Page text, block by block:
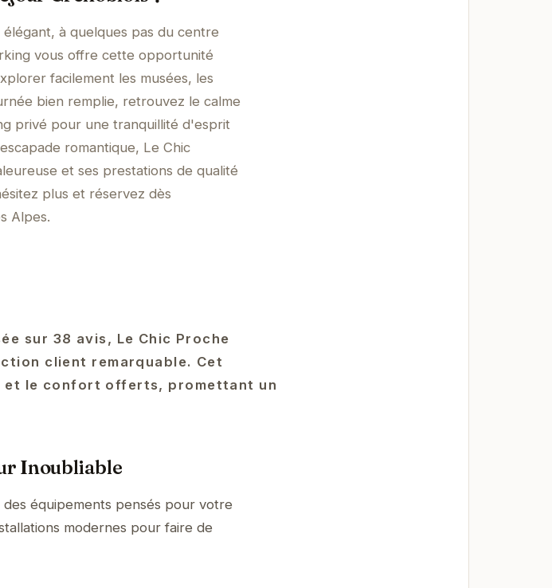
à quelques pas du centre
vous offre cette opportunité
facilement les musées, les
bien remplie, retrouvez le calme
privé pour une tranquillité d'esprit
romantique, Le Chic
et ses prestations de qualité
plus et réservez dès
Alpes.
sur 38 avis, Le Chic Proche
client remarquable. Cet
et le confort offerts, promettant un
Inoubliable
équipements pensés pour votre
modernes pour faire de